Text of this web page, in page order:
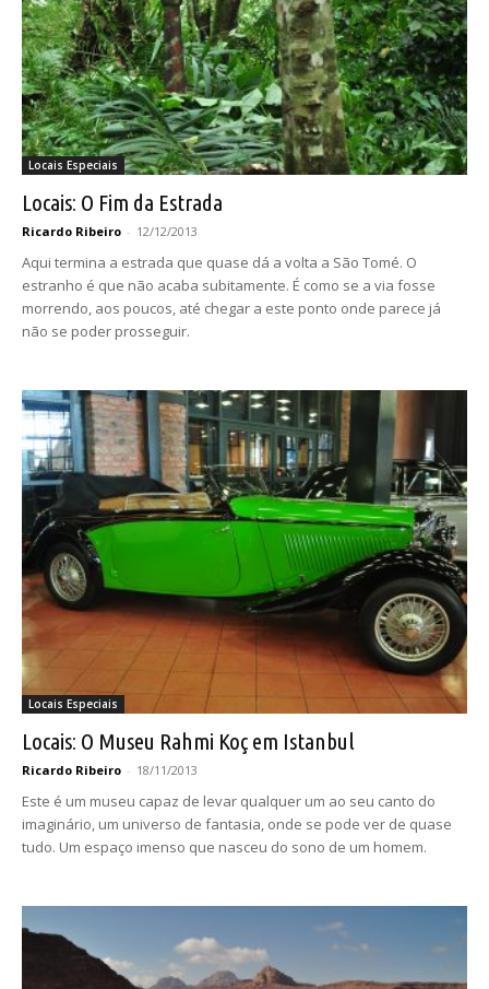
Locais Especiais
Locais: O Fim da Estrada
Ricardo Ribeiro - 12/12/2013
Aqui termina a estrada que quase dá a volta a São Tomé. O
estranho é que não acaba subitamente. É como se a via fosse
morrendo, aos poucos, até chegar a este ponto onde parece já
não se poder prosseguir.
Locais Especiais
Locais: O Museu Rahmi Koç em Istanbul
Ricardo Ribeiro - 18/11/2013
Este é um museu capaz de levar qualquer um ao seu canto do
imaginário, um universo de fantasia, onde se pode ver de quase
tudo. Um espaço imenso que nasceu do sono de um homem.